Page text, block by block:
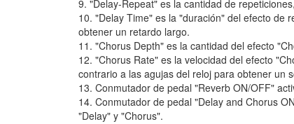
"Delay-Repeat" es la cantidad de
"Delay Time" es la "duración" del efecto de
obtener un retardo largo.
"Chorus Depth" es la cantidad del efecto
"Chorus Rate" es la velocidad del efecto
contrario a las agujas del reloj para obtener un
Conmutador de pedal "Reverb ON/OFF"
Conmutador de pedal "Delay and Chorus
"Delay" y "Chorus".